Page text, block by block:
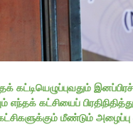
கட்டியெழுப்புவதும்
எந்தக் கட்சியைப்
மீண்டும் அழைப்பு